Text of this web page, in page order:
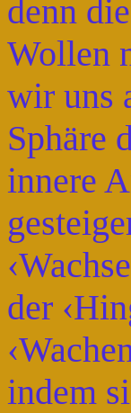
denn
Wollen
wir uns
Sphäre
innere
der
indem